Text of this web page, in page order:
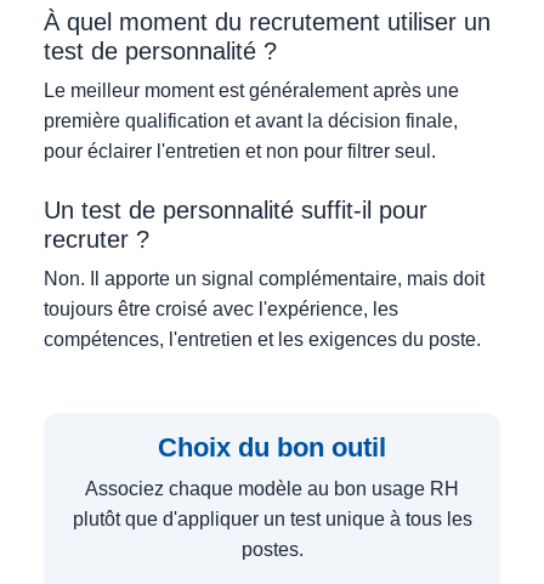
À quel moment du recrutement utiliser un
test de personnalité ?
Le meilleur moment est généralement après une
première qualification et avant la décision finale,
pour éclairer l'entretien et non pour filtrer seul.
Un test de personnalité suffit-il pour
recruter ?
Non. Il apporte un signal complémentaire, mais doit
toujours être croisé avec l'expérience, les
compétences, l'entretien et les exigences du poste.
Choix du bon outil
Associez chaque modèle au bon usage RH
plutôt que d'appliquer un test unique à tous les
postes.